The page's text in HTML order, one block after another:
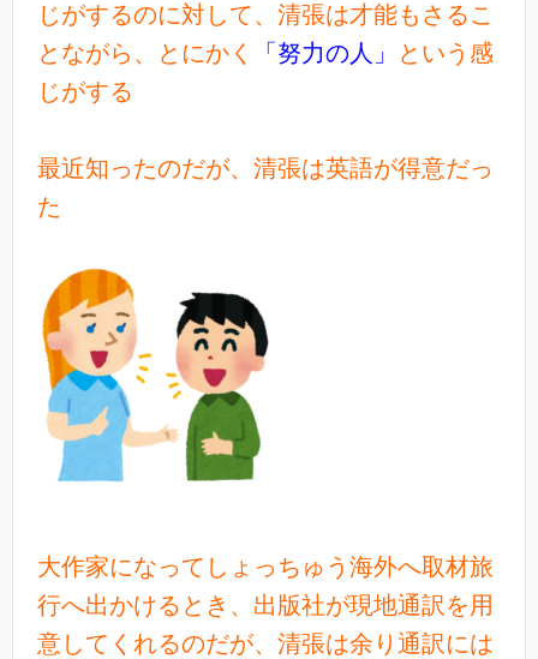
じがするのに対して、清張は才能もさるこ
とながら、とにかく
「努力の人」
という感
じがする
最近知ったのだが、清張は英語が得意だっ
た
大作家になってしょっちゅう海外へ取材旅
行へ出かけるとき、出版社が現地通訳を用
意してくれるのだが、清張は余り通訳には